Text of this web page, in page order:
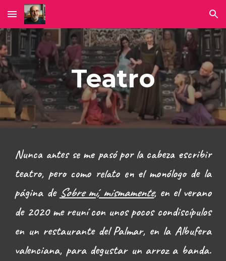
Skip to main content Skip to navigation
Teatro
Nunca antes se me pasó por la cabeza escribir
teatro, pero como relato en el monólogo de la
página de Sobre mí, mismamente, en el verano
de 2020 me reuní con unos pocos condiscípulos
en un restaurante del Palmar, en la Albufera
valenciana, para degustar un arroz a banda.